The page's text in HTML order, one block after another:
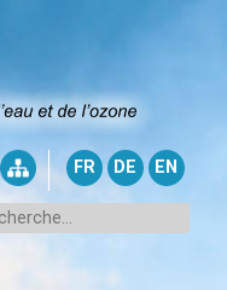
FR DE EN